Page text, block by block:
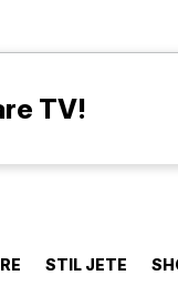
TV!
STIL JETE